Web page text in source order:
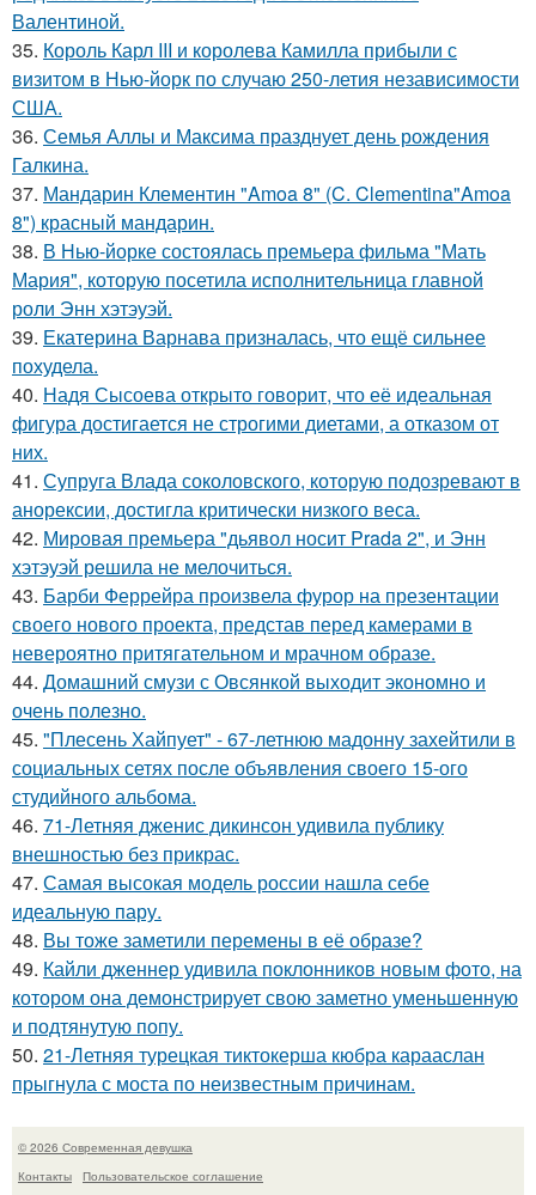
Валентиной.
35. Король Карл III и королева Камилла прибыли с
визитом в Нью-йорк по случаю 250-летия независимости
США.
36. Семья Аллы и Максима празднует день рождения
Галкина.
37. Мандарин Клементин "Amoa 8" (C. Clementina"Amoa
8") красный мандарин.
38. В Нью-йорке состоялась премьера фильма "Мать
Мария", которую посетила исполнительница главной
роли Энн хэтэуэй.
39. Екатерина Варнава призналась, что ещё сильнее
похудела.
40. Надя Сысоева открыто говорит, что её идеальная
фигура достигается не строгими диетами, а отказом от
них.
41. Супруга Влада соколовского, которую подозревают в
анорексии, достигла критически низкого веса.
42. Мировая премьера "дьявол носит Prada 2", и Энн
хэтэуэй решила не мелочиться.
43. Барби Феррейра произвела фурор на презентации
своего нового проекта, представ перед камерами в
невероятно притягательном и мрачном образе.
44. Домашний смузи с Овсянкой выходит экономно и
очень полезно.
45. "Плесень Хайпует" - 67-летнюю мадонну захейтили в
социальных сетях после объявления своего 15-ого
студийного альбома.
46. 71-Летняя дженис дикинсон удивила публику
внешностью без прикрас.
47. Самая высокая модель россии нашла себе
идеальную пару.
48. Вы тоже заметили перемены в её образе?
49. Кайли дженнер удивила поклонников новым фото, на
котором она демонстрирует свою заметно уменьшенную
и подтянутую попу.
50. 21-Летняя турецкая тиктокерша кюбра карааслан
прыгнула с моста по неизвестным причинам.
© 2026 Современная девушка
Контакты
Пользовательское соглашение